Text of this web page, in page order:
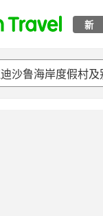
新
餐评论设施